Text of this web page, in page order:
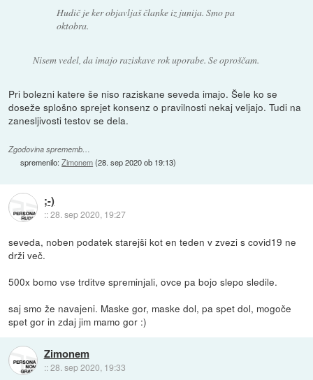
Hudič je ker objavljaš članke iz junija. Smo pa
oktobra.
Nisem vedel, da imajo raziskave rok uporabe. Se oproščam.
Pri bolezni katere še niso raziskane seveda imajo. Šele ko se
doseže splošno sprejet konsenz o pravilnosti nekaj veljajo. Tudi na
zanesljivosti testov se dela.
Zgodovina sprememb…
spremenilo:Zimonem(28. sep 2020 ob 19:13)
;-)
::28. sep 2020, 19:27
seveda, noben podatek starejši kot en teden v zvezi s covid19 ne
drži več.
500x bomo vse trditve spreminjali, ovce pa bojo slepo sledile.
saj smo že navajeni. Maske gor, maske dol, pa spet dol, mogoče
spet gor in zdaj jim mamo gor :)
Zimonem
::28. sep 2020, 19:33